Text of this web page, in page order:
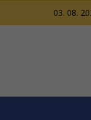
03. 08.